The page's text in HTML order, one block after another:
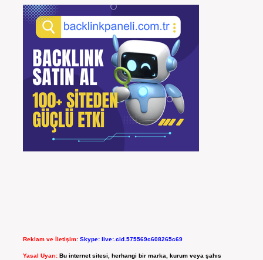
Reklam ve İletişim: Skype: live:.cid.575569c608265c69
Yasal Uyarı: Bu internet sitesi, herhangi bir marka, kurum veya şahıs